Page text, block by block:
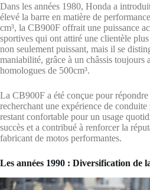
Dans les années 1980, Honda a
élevé la barre en matière de
cm³, la CB900F offrait une puissance
sportives qui ont attiré une clientèle
non seulement puissant, mais il se
maniabilité, grâce à un châssis toujours
homologues de 500cm³.
La CB900F a été conçue pour
recherchant une expérience de
restant confortable pour un usage
succès et a contribué à renforcer la
fabricant de motos performantes.
Les années 1990 : Diversification de